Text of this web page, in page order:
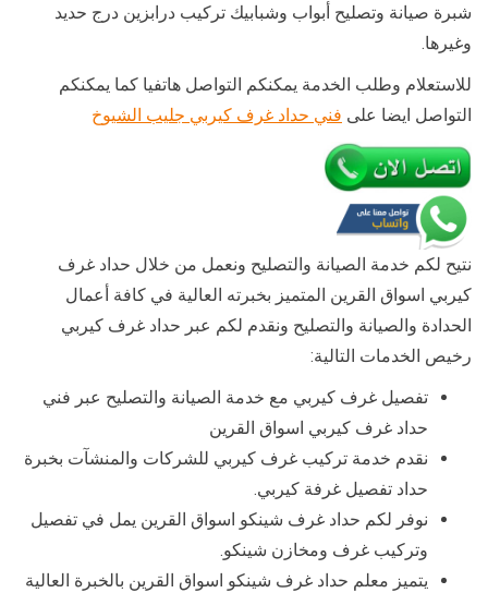
شبرة صيانة وتصليح أبواب وشبابيك تركيب درابزين درج حديد
وغيرها.
للاستعلام وطلب الخدمة يمكنكم التواصل هاتفيا كما يمكنكم
التواصل ايضا على فني حداد غرف كيربي جليب الشيوخ
نتيح لكم خدمة الصيانة والتصليح ونعمل من خلال حداد غرف
كيربي اسواق القرين المتميز بخبرته العالية في كافة أعمال
الحدادة والصيانة والتصليح ونقدم لكم عبر حداد غرف كيربي
رخيص الخدمات التالية:
تفصيل غرف كيربي مع خدمة الصيانة والتصليح عبر فني
حداد غرف كيربي اسواق القرين
نقدم خدمة تركيب غرف كيربي للشركات والمنشآت بخبرة
حداد تفصيل غرفة كيربي.
نوفر لكم حداد غرف شينكو اسواق القرين يمل في تفصيل
وتركيب غرف ومخازن شينكو.
يتميز معلم حداد غرف شينكو اسواق القرين بالخبرة العالية